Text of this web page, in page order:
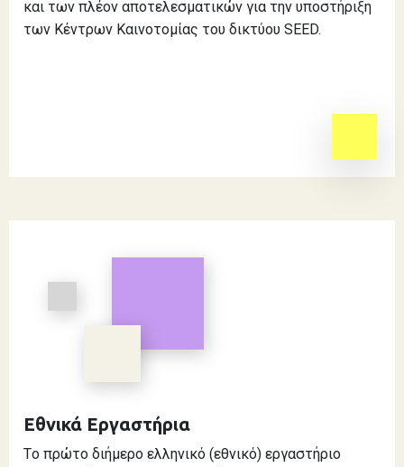
και των πλέον αποτελεσματικών για την υποστήριξη
των Κέντρων Καινοτομίας του δικτύου SEED.
Εθνικά Εργαστήρια
Τo πρώτο διήμερο ελληνικό (εθνικό) εργαστήριο